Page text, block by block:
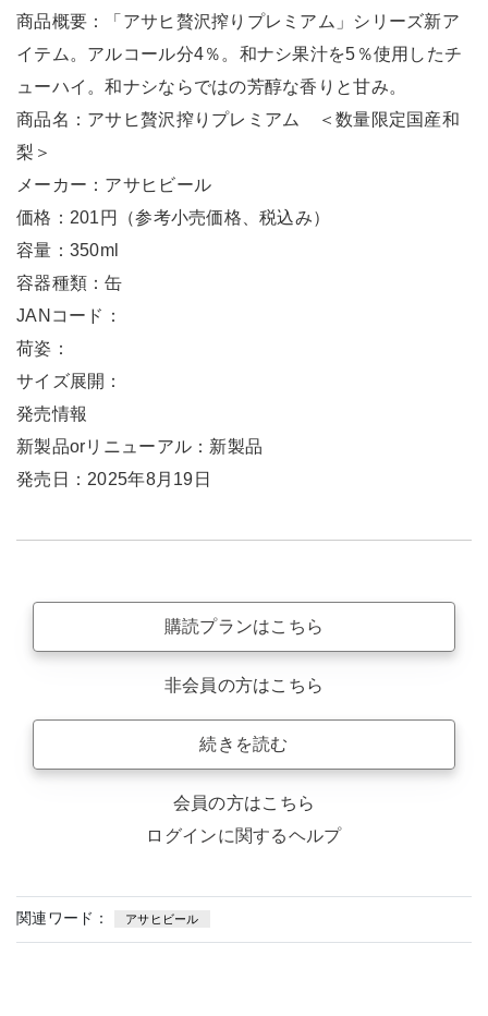
商品概要：「アサヒ贅沢搾りプレミアム」シリーズ新ア
イテム。アルコール分4％。和ナシ果汁を5％使用したチ
ューハイ。和ナシならではの芳醇な香りと甘み。
商品名：アサヒ贅沢搾りプレミアム ＜数量限定国産和
梨＞
メーカー：アサヒビール
価格：201円（参考小売価格、税込み）
容量：350ml
容器種類：缶
JANコード：
荷姿：
サイズ展開：
発売情報
新製品orリニューアル：新製品
発売日：2025年8月19日
購読プランはこちら
非会員の方はこちら
続きを読む
会員の方はこちら
ログインに関するヘルプ
関連ワード： アサヒビール